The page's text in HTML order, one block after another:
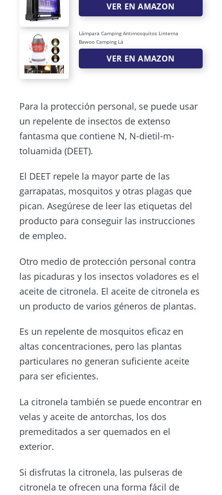
VER EN AMAZON
Lámpara Camping Antimosquitos Linterna
Bawoo Camping Lá
VER EN AMAZON
Para la protección personal, se puede usar
un repelente de insectos de extenso
fantasma que contiene N, N-dietil-m-
toluamida (DEET).
El DEET repele la mayor parte de las
garrapatas, mosquitos y otras plagas que
pican. Asegúrese de leer las etiquetas del
producto para conseguir las instrucciones
de empleo.
Otro medio de protección personal contra
las picaduras y los insectos voladores es el
aceite de citronela. El aceite de citronela es
un producto de varios géneros de plantas.
Es un repelente de mosquitos eficaz en
altas concentraciones, pero las plantas
particulares no generan suficiente aceite
para ser eficientes.
La citronela también se puede encontrar en
velas y aceite de antorchas, los dos
premeditados a ser quemados en el
exterior.
Si disfrutas la citronela, las pulseras de
citronela te ofrecen una forma fácil de